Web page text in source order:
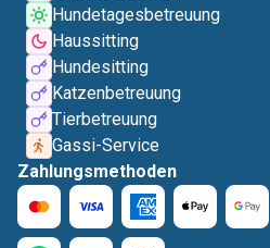
Hundetagesbetreuung
Haussitting
Hundesitting
Katzenbetreuung
Tierbetreuung
Gassi-Service
Zahlungsmethoden